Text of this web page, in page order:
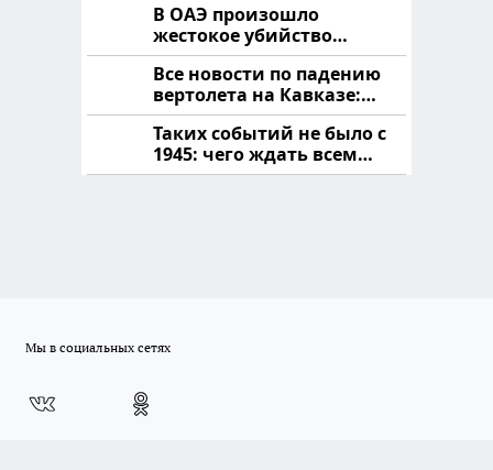
В ОАЭ произошло
жестокое убийство
криптомиллионера
Все новости по падению
вертолета на Кавказе:
читать здесь
Таких событий не было с
1945: чего ждать всем
нам?
Мы в социальных сетях